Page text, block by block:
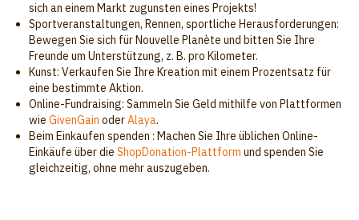
sich an einem Markt zugunsten eines Projekts!
Sportveranstaltungen, Rennen, sportliche Herausforderungen:
Bewegen Sie sich für Nouvelle Planète und bitten Sie Ihre
Freunde um Unterstützung, z. B. pro Kilometer.
Kunst: Verkaufen Sie Ihre Kreation mit einem Prozentsatz für
eine bestimmte Aktion.
Online-Fundraising: Sammeln Sie Geld mithilfe von Plattformen
wie GivenGain oderAlaya.
Beim Einkaufen spenden : Machen Sie Ihre üblichen Online-
Einkäufe über die ShopDonation-Plattform und spenden Sie
gleichzeitig, ohne mehr auszugeben.